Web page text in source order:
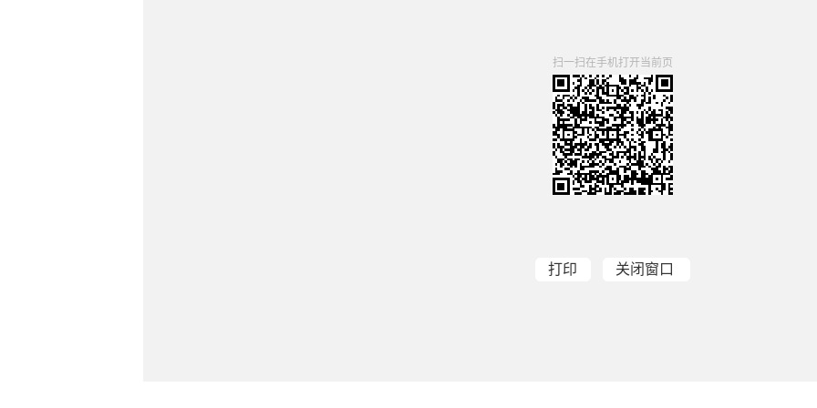
扫一扫在手机打开当前页
打印 关闭窗口